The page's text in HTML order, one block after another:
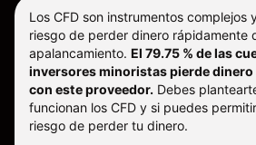
Los CFD son instrumentos complejos
riesgo de perder dinero rápidamente
apalancamiento. El 79.75 % de las
inversores minoristas pierde dinero
con este proveedor. Debes
funcionan los CFD y si puedes
riesgo de perder tu dinero.